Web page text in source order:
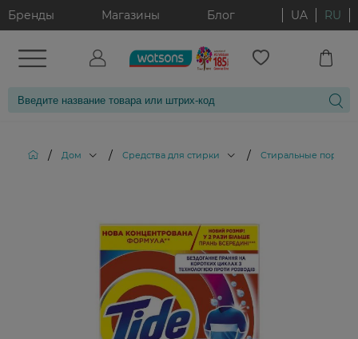
Бренды Магазины Блог UA RU
/ Дом / Средства для стирки / Стиральные